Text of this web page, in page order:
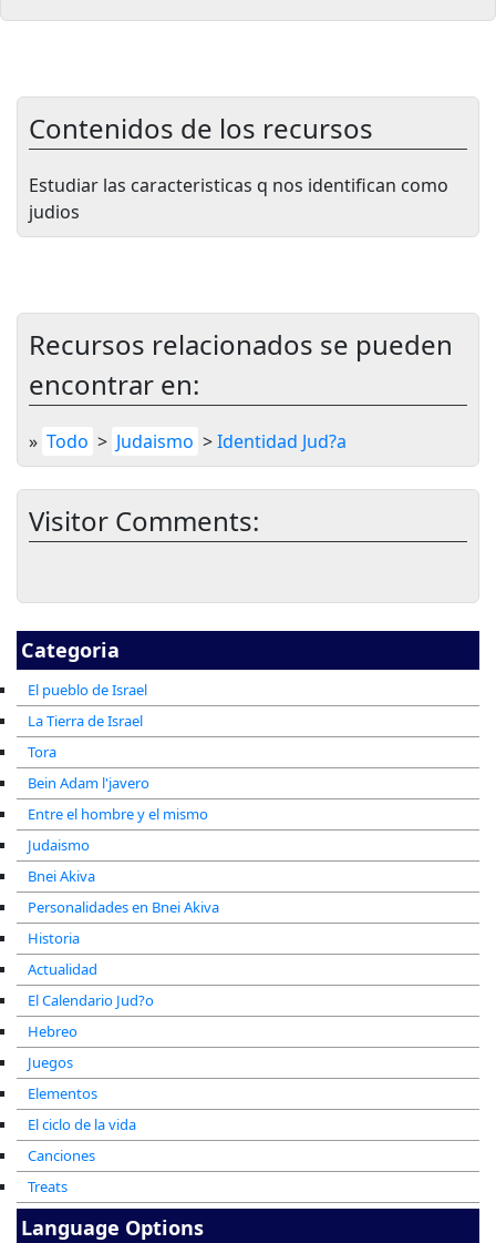
Categoria
El pueblo de Israel
La Tierra de Israel
Tora
Bein Adam l'javero
Entre el hombre y el mismo
Judaismo
Bnei Akiva
Personalidades en Bnei Akiva
Historia
Actualidad
El Calendario Jud?o
Hebreo
Juegos
Elementos
El ciclo de la vida
Canciones
Treats
Contenidos de los recursos
Estudiar las caracteristicas q nos identifican como
judios
Recursos relacionados se pueden
encontrar en:
» Todo > Judaismo >Identidad Jud?a
Visitor Comments:
Language Options